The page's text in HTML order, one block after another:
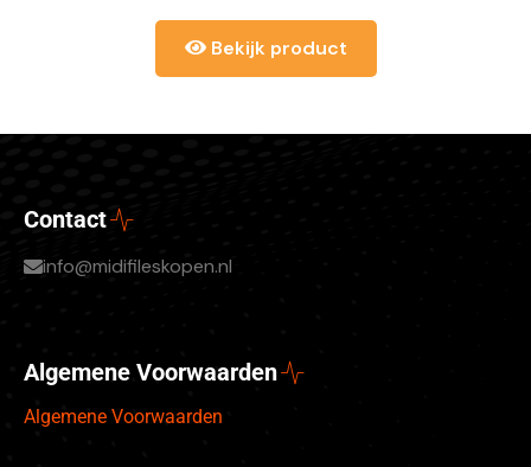
Bekijk product
Contact
info@midifileskopen.nl
Algemene Voorwaarden
Algemene Voorwaarden